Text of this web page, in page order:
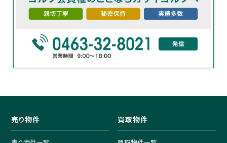
売り物件 買取物件